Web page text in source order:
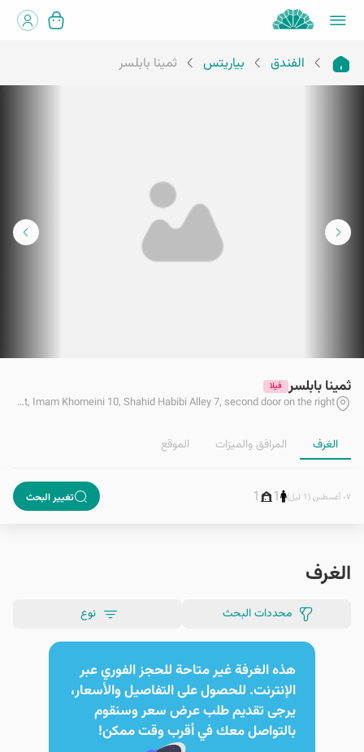
الفندق بياريتس ثمينا بابلسر
ثمينا بابلسر فيلا
Mazandaran, Babolsar, Imam Khomeini Street, Imam Khomeini 10, Shahid Habibi Alley 7, second door on the right
الغرف المرافق والمیزات الموقع
٠٧ أغسطس (1 ليل) 1
1 تغيير البحث
الغرف
محددات البحث نوع
هذه الغرفة غير متاحة للحجز الفوري عبر
الإنترنت. للحصول على التفاصيل والأسعار،
يرجى تقديم طلب عرض سعر وسنقوم
بالتواصل معك في أقرب وقت ممكن!